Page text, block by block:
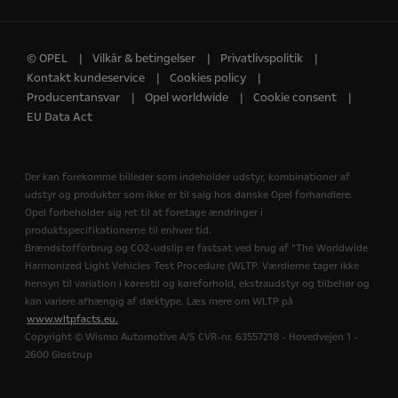
© OPEL Vilkår & betingelser
Privatlivspolitik
Kontakt kundeservice
Cookies policy
Producentansvar
Opel worldwide
Cookie consent
EU Data Act
Der kan forekomme billeder som indeholder udstyr, kombinationer af
udstyr og produkter som ikke er til salg hos danske Opel forhandlere.
Opel forbeholder sig ret til at foretage ændringer i
produktspecifikationerne til enhver tid.
Brændstofforbrug og CO2-udslip er fastsat ved brug af “The Worldwide
Harmonized Light Vehicles Test Procedure (WLTP. Værdierne tager ikke
hensyn til variation i kørestil og køreforhold, ekstraudstyr og tilbehør og
kan variere afhængig af dæktype. Læs mere om WLTP på
www.wltpfacts.eu.
Copyright © Wismo Automotive A/S CVR-nr. 63557218 - Hovedvejen 1 -
2600 Glostrup